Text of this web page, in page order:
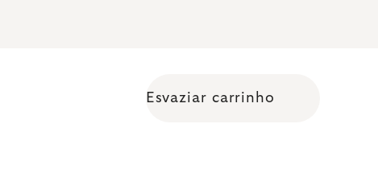
Esvaziar carrinho